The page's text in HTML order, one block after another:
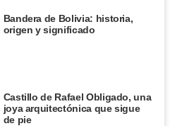
Bandera de Bolivia: historia,
origen y significado
Castillo de Rafael Obligado, una
joya arquitectónica que sigue
de pie